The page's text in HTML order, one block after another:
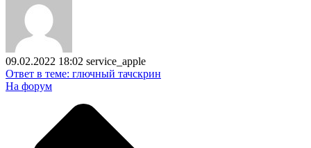
09.02.2022 18:02 service_apple
Ответ в теме: глючный тачскрин
На форум